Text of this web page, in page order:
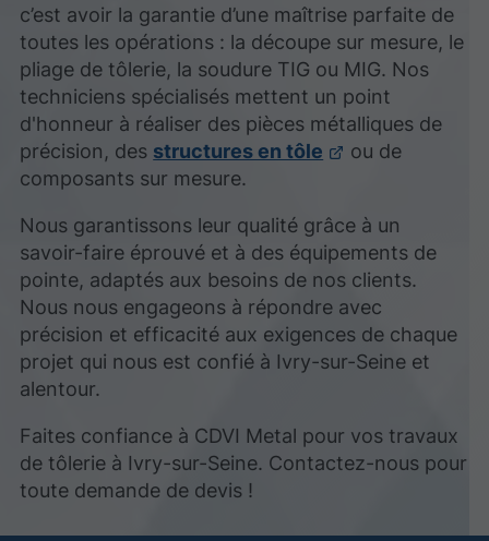
c’est avoir la garantie d’une maîtrise parfaite de
toutes les opérations : la découpe sur mesure, le
pliage de tôlerie, la soudure TIG ou MIG. Nos
techniciens spécialisés mettent un point
d'honneur à réaliser des pièces métalliques de
précision, des structures en tôle
ou de
composants sur mesure.
Nous garantissons leur qualité grâce à un
savoir-faire éprouvé et à des équipements de
pointe, adaptés aux besoins de nos clients.
Nous nous engageons à répondre avec
précision et efficacité aux exigences de chaque
projet qui nous est confié à Ivry-sur-Seine et
alentour.
Faites confiance à CDVI Metal pour vos travaux
de tôlerie à Ivry-sur-Seine. Contactez-nous pour
toute demande de devis !